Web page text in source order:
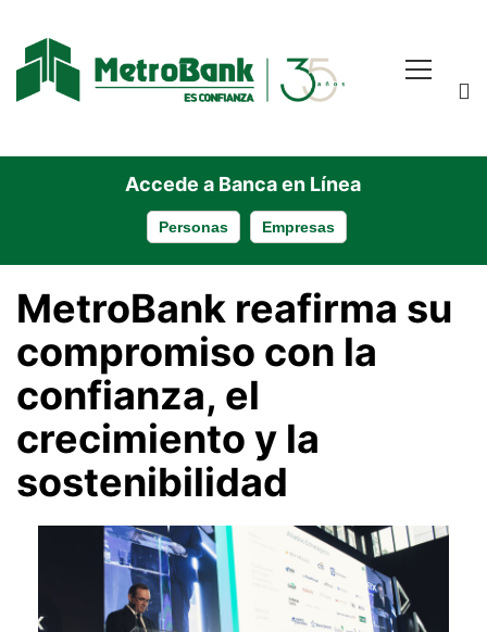
Accede a Banca en Línea
Personas Empresas
MetroBank
reafirma
su
compromiso
con
MetroBank reafirma su
compromiso con la
confianza, el
crecimiento y la
sostenibilidad